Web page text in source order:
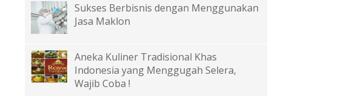
Sukses Berbisnis dengan Menggunakan
Jasa Maklon
Aneka Kuliner Tradisional Khas
Indonesia yang Menggugah Selera,
Wajib Coba !